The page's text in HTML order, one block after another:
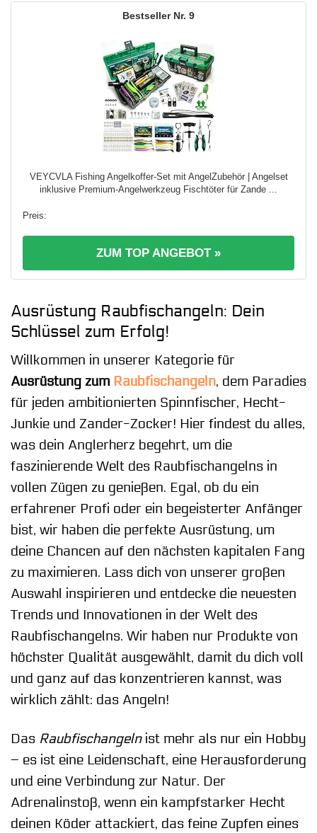
9
VEYCVLA Fishing Angelkoffer-Set mit AngelZubehör | Angelset
inklusive Premium-Angelwerkzeug Fischtöter für Zande ...
ZUM TOP ANGEBOT »
Ausrüstung Raubfischangeln: Dein
Schlüssel zum Erfolg!
Willkommen in unserer Kategorie für
Ausrüstung zum Raubfischangeln, dem Paradies
für jeden ambitionierten Spinnfischer, Hecht-
Junkie und Zander-Zocker! Hier findest du alles,
was dein Anglerherz begehrt, um die
faszinierende Welt des Raubfischangelns in
vollen Zügen zu genießen. Egal, ob du ein
erfahrener Profi oder ein begeisterter Anfänger
bist, wir haben die perfekte Ausrüstung, um
deine Chancen auf den nächsten kapitalen Fang
zu maximieren. Lass dich von unserer großen
Auswahl inspirieren und entdecke die neuesten
Trends und Innovationen in der Welt des
Raubfischangelns. Wir haben nur Produkte von
höchster Qualität ausgewählt, damit du dich voll
und ganz auf das konzentrieren kannst, was
wirklich zählt: das Angeln!
Das Raubfischangelnist mehr als nur ein Hobby
– es ist eine Leidenschaft, eine Herausforderung
und eine Verbindung zur Natur. Der
Adrenalinstoß, wenn ein kampfstarker Hecht
deinen Köder attackiert, das feine Zupfen eines